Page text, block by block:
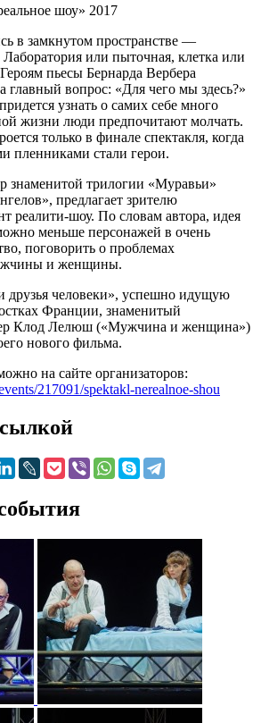
шоу» 2017
в замкнутом пространстве —
или пыточная, клетка или
пьесы Бернарда Вербера
главный вопрос: «Для чего мы здесь?»
узнать о самих себе много
жизни люди предпочитают молчать.
только в финале спектакля, когда
пленниками стали герои.
знаменитой трилогии «Муравьи»
предлагает зрителю
реалити-шоу. По словам автора, идея
меньше персонажей в очень
поговорить о проблемах
и женщины.
друзья человеки», успешно идущую
Франции, знаменитый
Клод Лелюш («Мужчина и женщина»)
нового фильма.
на сайте организаторов:
217091/spektakl-nerealnoe-shou